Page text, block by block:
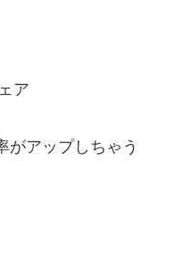
ア
がアップしちゃう